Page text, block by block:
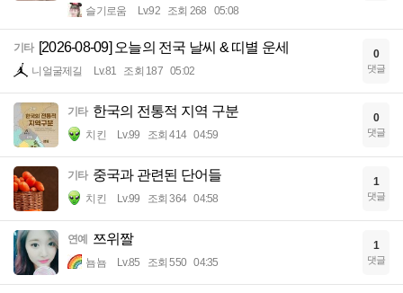
슬기로움 Lv.92 조회 268 05:08
기타 [2026-08-09] 오늘의 전국 날씨 & 띠별 운세
니얼굴제길 Lv.81 조회 187 05:02
0
댓글
기타 한국의 전통적 지역 구분
치킨 Lv.99 조회 414 04:59
0
댓글
기타 중국과 관련된 단어들
치킨 Lv.99 조회 364 04:58
1
댓글
연예 쯔위짤
뇸뇸 Lv.85 조회 550 04:35
1
댓글